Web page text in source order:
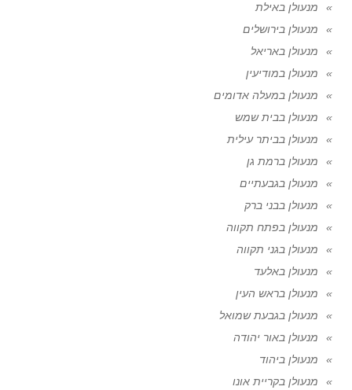
מנעולן באילת
מנעולן בירושלים
מנעולן באריאל
מנעולן במודיעין
מנעולן במעלה אדומים
מנעולן בבית שמש
מנעולן בביתר עילית
מנעולן ברמת גן
מנעולן בגבעתיים
מנעולן בבני ברק
מנעולן בפתח תקווה
מנעולן בגני תקווה
מנעולן באלעד
מנעולן בראש העין
מנעולן בגבעת שמואל
מנעולן באור יהודה
מנעולן ביהוד
מנעולן בקריית אונו